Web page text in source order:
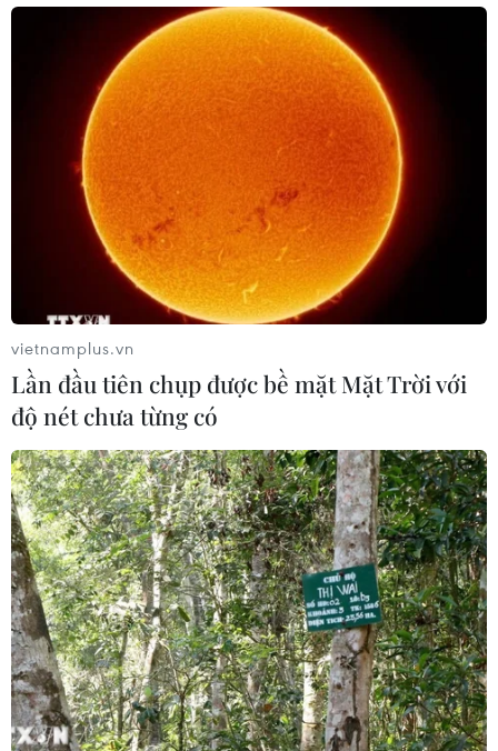
Tổ chức thành công Giải Golf Hữu nghị
Việt Nam-Nhật Bản 2023
06/10/2023 01:08
Với sự tham gia tranh tài của 33 VĐV, Giải golf Hữu nghị
Việt Nam-Nhật Bản 2023 do Tổng lãnh sự quán Việt
Nam tại Fukuoka tổ chức nhằm chào mừng kỷ niệm 50
năm quan hệ ngoại giao Việt Nam-Nhật Bản.
vietnamplus.vn
Lần đầu tiên chụp được bề mặt Mặt Trời với
độ nét chưa từng có